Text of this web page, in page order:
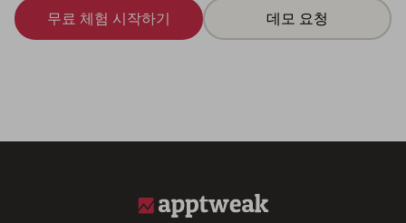
무료 체험 시작하기 데모 요청